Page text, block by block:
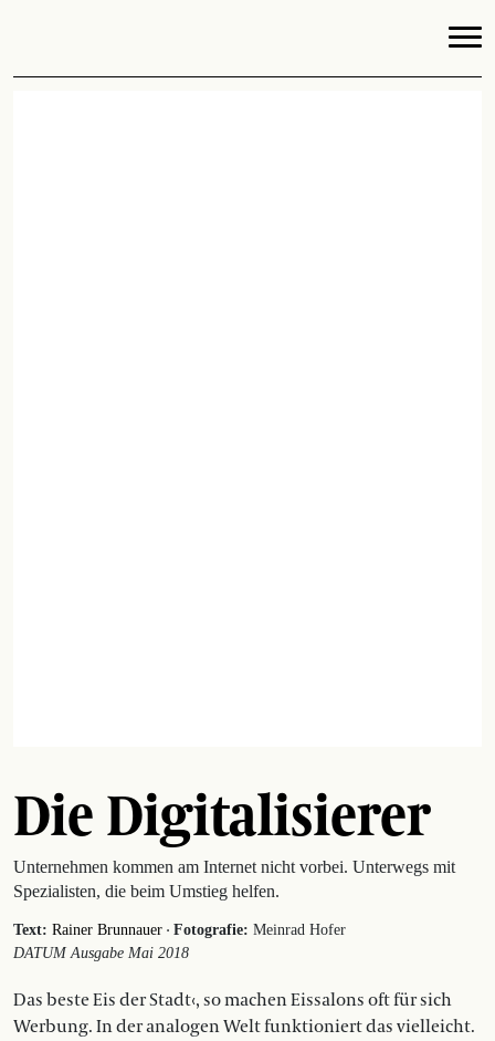
Die Digitalisierer
Unternehmen kommen am Internet nicht vorbei. Unterwegs mit
Spezialisten, die beim Umstieg helfen.
Text: Rainer Brunnauer · Fotografie: Meinrad Hofer
DATUM Ausgabe Mai 2018
Das beste Eis der Stadt‹, so machen Eissalons oft für sich
Werbung. In der analogen Welt funktioniert das vielleicht.